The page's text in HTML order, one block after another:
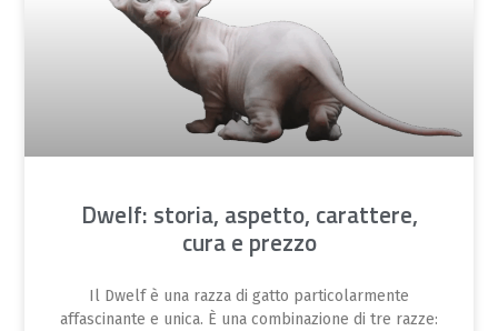
Dwelf: storia, aspetto, carattere,
cura e prezzo
Il Dwelf è una razza di gatto particolarmente
affascinante e unica. È una combinazione di tre razze: